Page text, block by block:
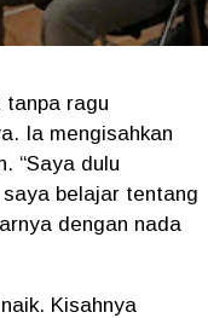
tanpa ragu
Ia mengisahkan
“Saya dulu
belajar tentang
dengan nada
Kisahnya